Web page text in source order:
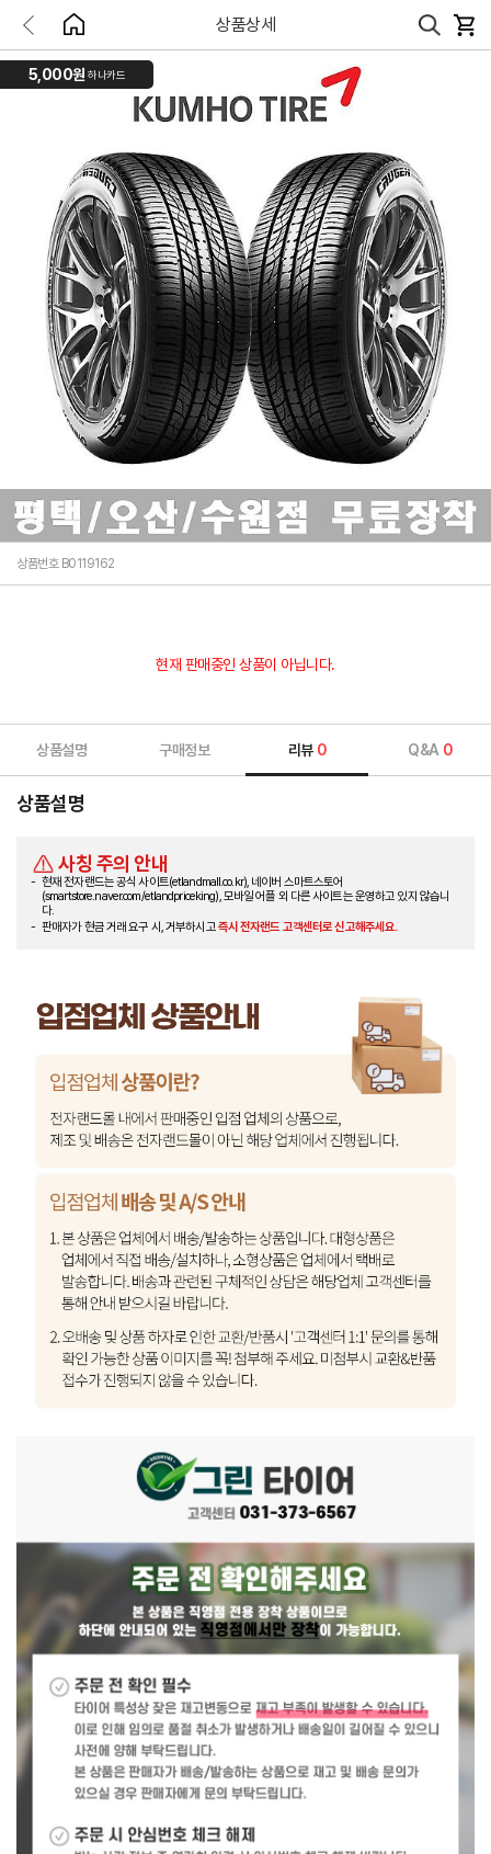
상품상세
5,000원 하나카드
상품번호 B0119162
현재 판매중인 상품이 아닙니다.
상품설명 구매정보 리뷰 0 Q&A 0
상품설명
사칭 주의 안내
현재 전자랜드는 공식 사이트(etlandmall.co.kr), 네이버 스마트스토어
(smartstore.naver.com/etlandpriceking), 모바일 어플 외 다른 사이트는 운영하고 있지 않습니
다.
판매자가 현금 거래 요구 시, 거부하시고즉시 전자랜드 고객센터로 신고해주세요.